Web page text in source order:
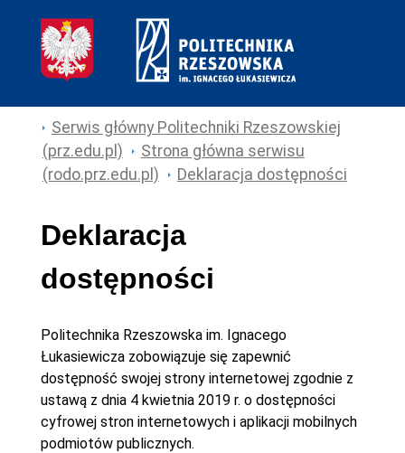
Serwis główny Politechniki Rzeszowskiej
(prz.edu.pl)
Strona główna serwisu
(rodo.prz.edu.pl)
Deklaracja dostępności
Deklaracja
dostępności
Politechnika Rzeszowska im. Ignacego
Łukasiewiczazobowiązuje się zapewnić
dostępność swojej strony internetowej zgodnie z
ustawą z dnia 4 kwietnia 2019 r. o dostępności
cyfrowej stron internetowych i aplikacji mobilnych
podmiotów publicznych.